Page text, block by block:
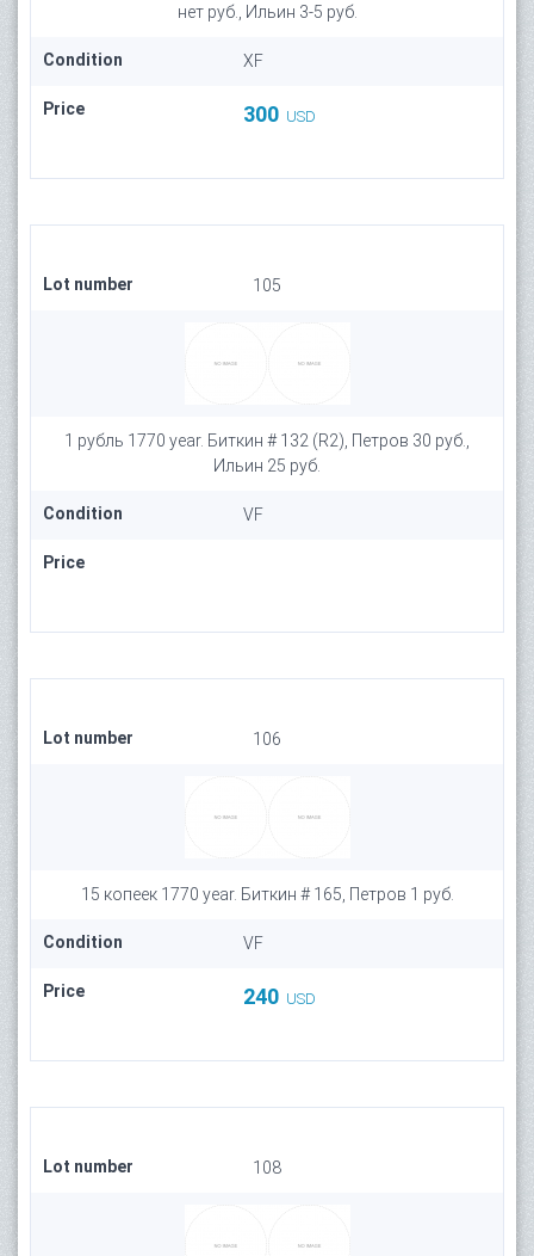
нет руб., Ильин 3-5 руб.
Condition XF
Price 300 USD
Lot number 105
1 рубль 1770 year. Биткин # 132 (R2), Петров 30 руб.,
Ильин 25 руб.
Condition VF
Price
Lot number 106
15 копеек 1770 year. Биткин # 165, Петров 1 руб.
Condition VF
Price 240 USD
Lot number 108